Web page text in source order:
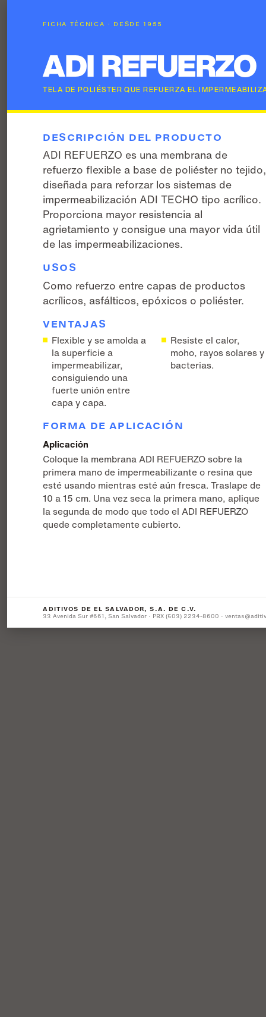
FICHA TÉCNICA · DESDE 1955
ADI REFUERZO
TELA DE POLIÉSTER QUE REFUERZA EL
DESCRIPCIÓN DEL PRODUCTO
ADI REFUERZO es una membrana de
refuerzo flexible a base de poliéster no tejido,
diseñada para reforzar los sistemas de
impermeabilización ADI TECHO tipo acrílico.
Proporciona mayor resistencia al
agrietamiento y consigue una mayor vida útil
de las impermeabilizaciones.
USOS
Como refuerzo entre capas de productos
acrílicos, asfálticos, epóxicos o poliéster.
VENTAJAS
Flexible y se amolda a
la superficie a
impermeabilizar,
consiguiendo una
fuerte unión entre
capa y capa.
Resiste el calor,
moho, rayos solares y
bacterias.
FORMA DE APLICACIÓN
Aplicación
Coloque la membrana ADI REFUERZO sobre la
primera mano de impermeabilizante o resina que
esté usando mientras esté aún fresca. Traslape de
10 a 15 cm. Una vez seca la primera mano, aplique
la segunda de modo que todo el ADI REFUERZO
quede completamente cubierto.
ADITIVOS DE EL SALVADOR, S.A. DE C.V.
33 Avenida Sur #661, San Salvador · PBX (503) 2234-8600 ·